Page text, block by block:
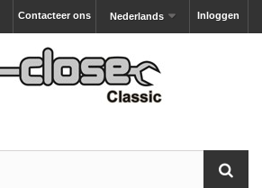
Inloggen
Nederlands
Contacteer ons